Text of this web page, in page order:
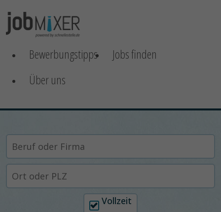
Bewerbungstipps
Jobs finden
Über uns
Arbeitszeit auswählen
Vollzeit